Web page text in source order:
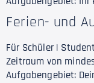
Ferien- und
Für Schüler |
Zeitraum von
Aufgabengebiet: